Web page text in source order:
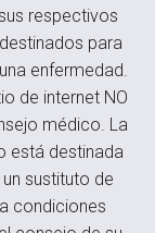
respectivos
para
enfermedad.
de internet NO
médico. La
está destinada
sustituto de
condiciones